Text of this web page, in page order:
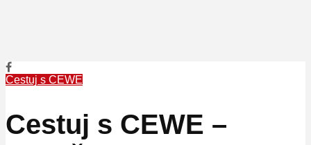
Cestuj s CEWE
Cestuj s CEWE –